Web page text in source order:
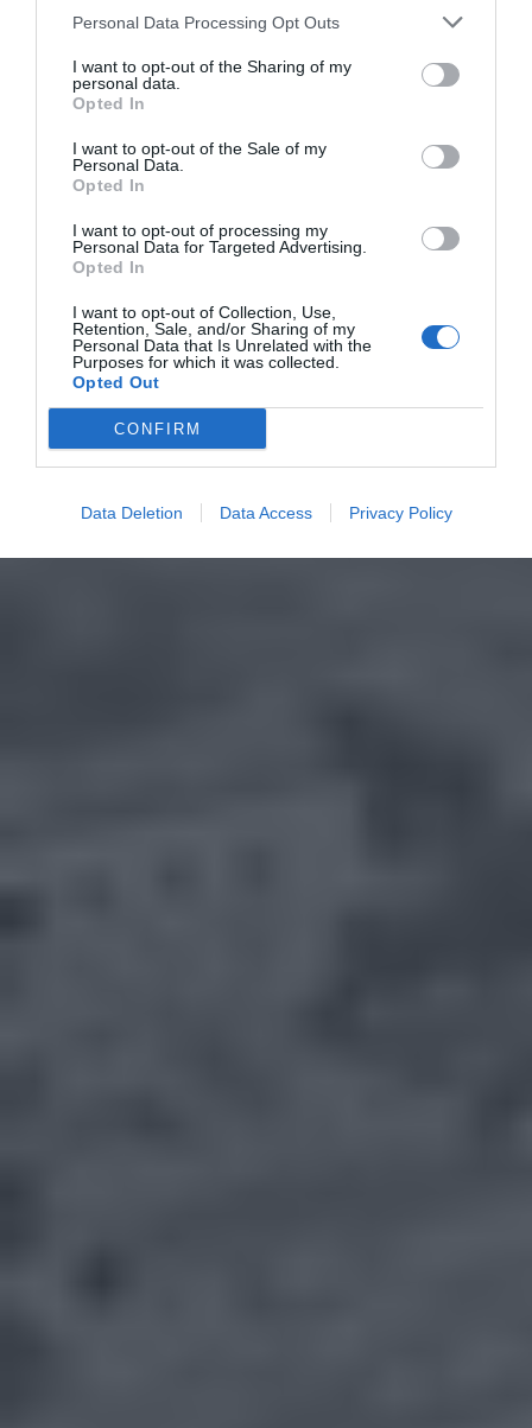
Personal Data Processing Opt Outs
I want to opt-out of the Sharing of my
personal data.
Opted In
I want to opt-out of the Sale of my
Personal Data.
Opted In
I want to opt-out of processing my
Personal Data for Targeted Advertising.
Opted In
I want to opt-out of Collection, Use,
Retention, Sale, and/or Sharing of my
Personal Data that Is Unrelated with the
Purposes for which it was collected.
Opted Out
CONFIRM
Data Deletion Data Access Privacy Policy